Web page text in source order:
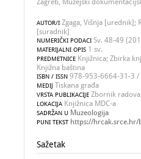
Zagreb, Muzejski
AUTOR/I Zgaga, Višnja [urednik];
[suradnik]
NUMERIČKI PODACI Sv. 48-49
MATERIJALNI OPIS 1 sv.
PREDMETNICE Knjižnica; Zbirka
Knjižna baština
ISBN / ISSN 978-953-6664-31-3 /
MEDIJ Tiskana građa
VRSTA PUBLIKACIJE Zbornik
LOKACIJA Knjižnica MDC-a
SADRŽAN U Muzeologija
PUNI TEKST https://
Sažetak